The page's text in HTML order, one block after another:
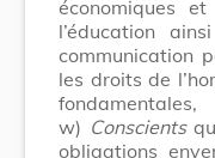
économiques
l’éducation
communication
les droits de
fondamentales,
w) Conscients
obligations